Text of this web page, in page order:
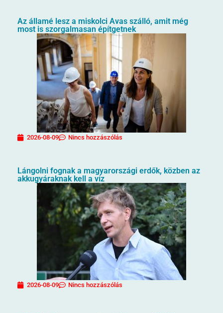
Az államé lesz a miskolci Avas szálló, amit még
most is szorgalmasan építgetnek
2026-08-09 Nincs hozzászólás
Lángolni fognak a magyarországi erdők, közben az
akkugyáraknak kell a víz
2026-08-09 Nincs hozzászólás